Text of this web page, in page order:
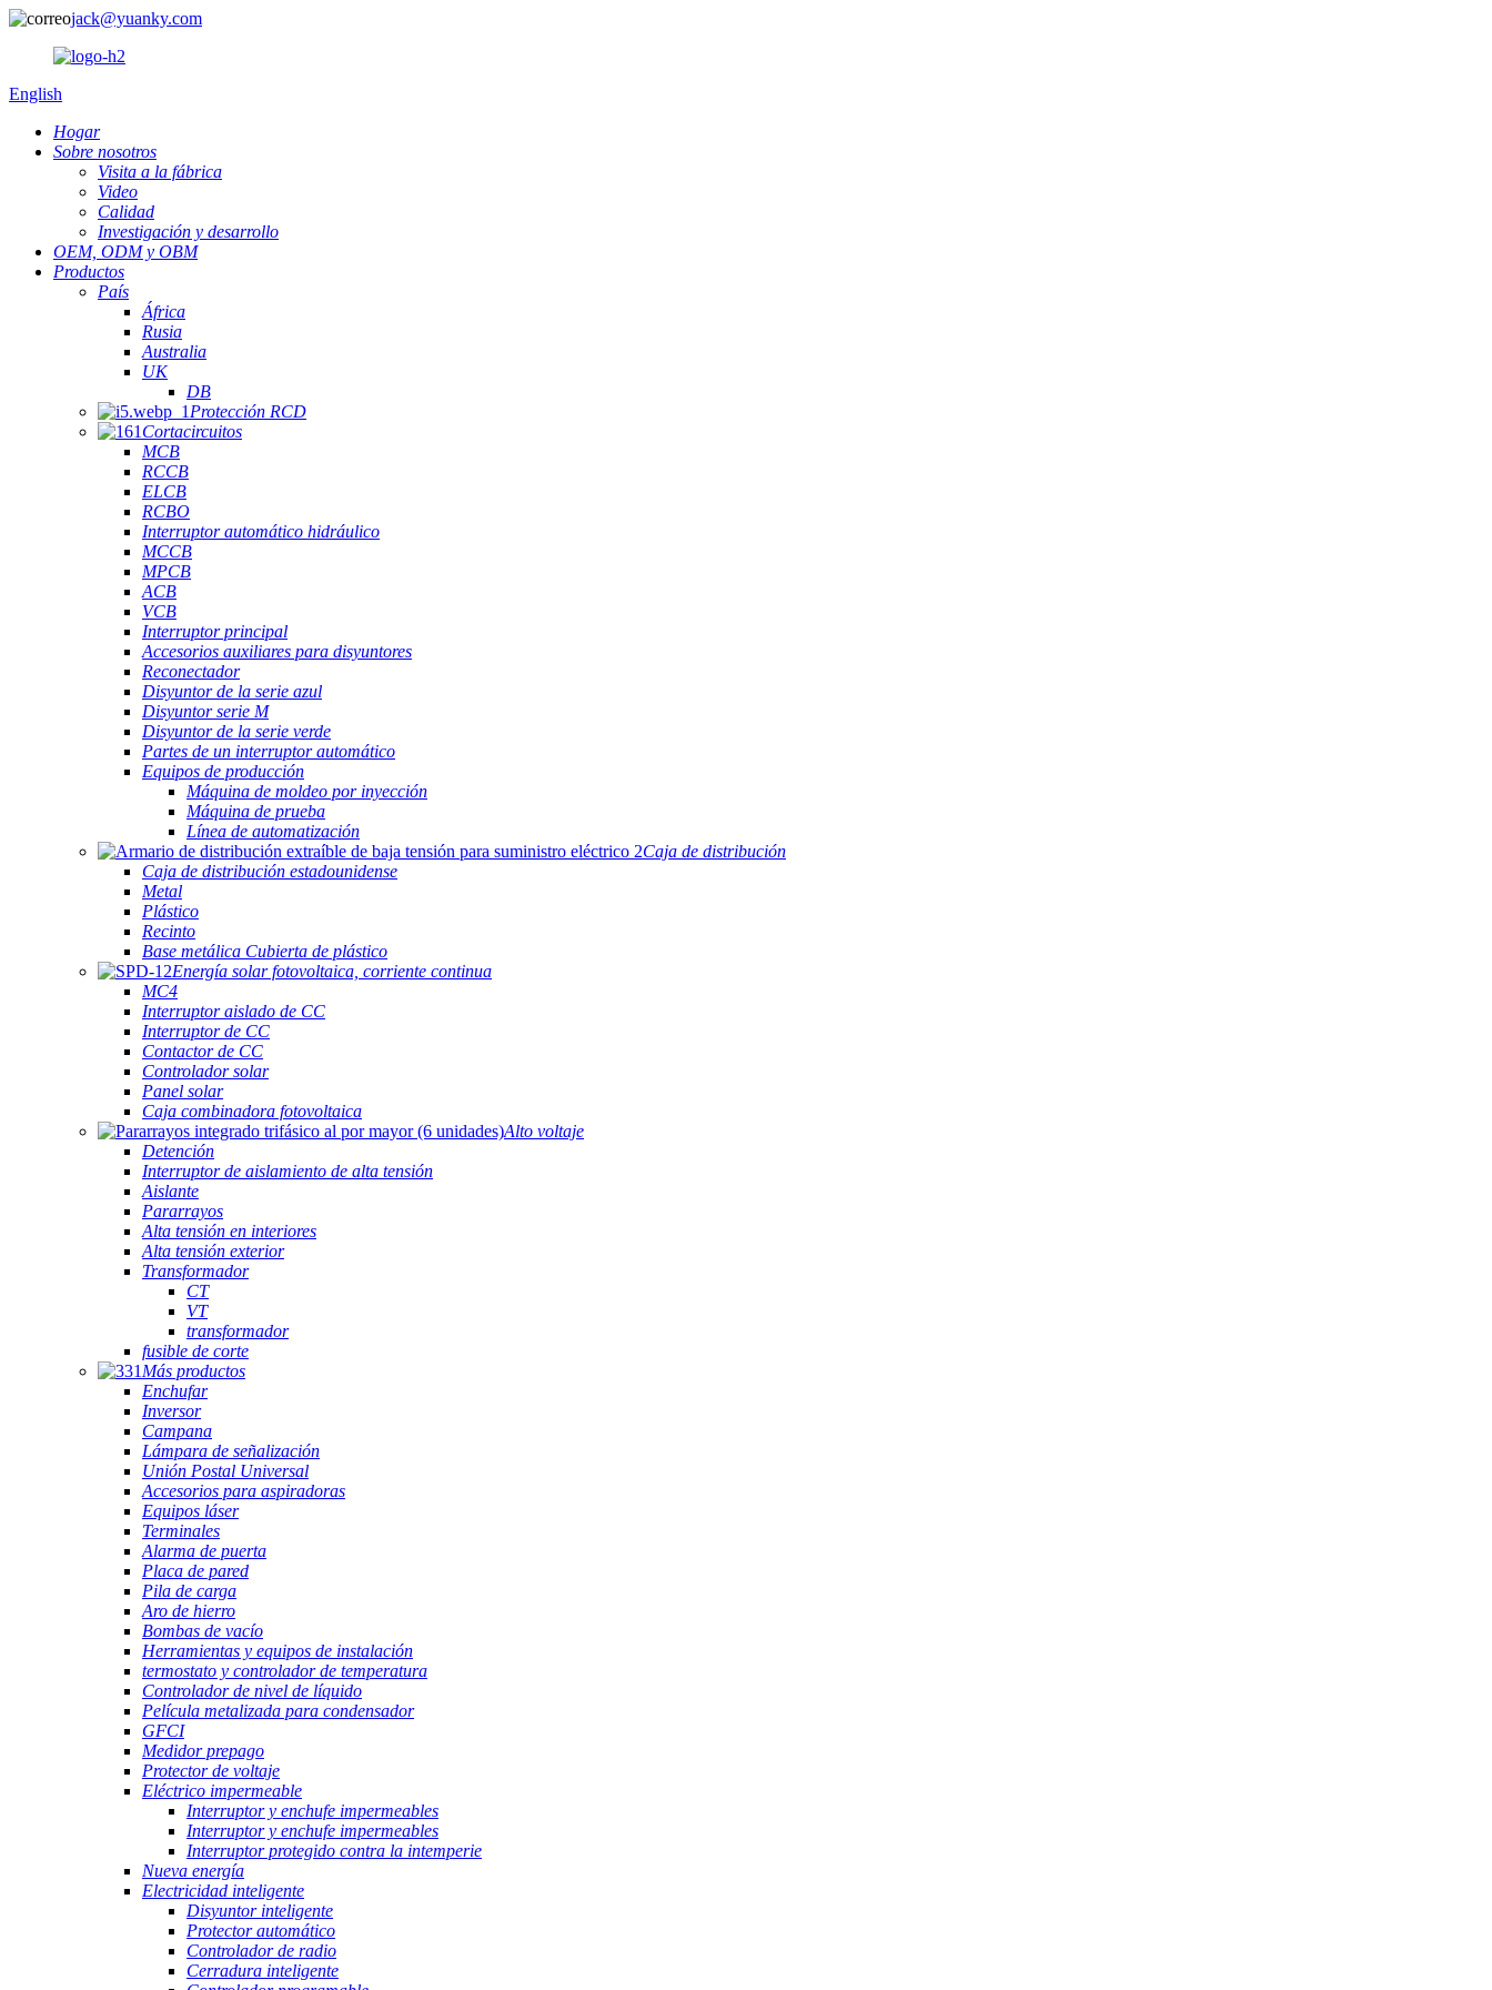
jack@yuanky.com
English
Hogar
Sobre nosotros
Visita a la fábrica
Video
Calidad
Investigación y desarrollo
OEM, ODM y OBM
Productos
País
África
Rusia
Australia
UK
DB
Protección RCD
Cortacircuitos
MCB
RCCB
ELCB
RCBO
Interruptor automático hidráulico
MCCB
MPCB
ACB
VCB
Interruptor principal
Accesorios auxiliares para disyuntores
Reconectador
Disyuntor de la serie azul
Disyuntor serie M
Disyuntor de la serie verde
Partes de un interruptor automático
Equipos de producción
Máquina de moldeo por inyección
Máquina de prueba
Línea de automatización
Caja de distribución
Caja de distribución estadounidense
Metal
Plástico
Recinto
Base metálica Cubierta de plástico
Energía solar fotovoltaica, corriente continua
MC4
Interruptor aislado de CC
Interruptor de CC
Contactor de CC
Controlador solar
Panel solar
Caja combinadora fotovoltaica
Alto voltaje
Detención
Interruptor de aislamiento de alta tensión
Aislante
Pararrayos
Alta tensión en interiores
Alta tensión exterior
Transformador
CT
VT
transformador
fusible de corte
Más productos
Enchufar
Inversor
Campana
Lámpara de señalización
Unión Postal Universal
Accesorios para aspiradoras
Equipos láser
Terminales
Alarma de puerta
Placa de pared
Pila de carga
Aro de hierro
Bombas de vacío
Herramientas y equipos de instalación
termostato y controlador de temperatura
Controlador de nivel de líquido
Película metalizada para condensador
GFCI
Medidor prepago
Protector de voltaje
Eléctrico impermeable
Interruptor y enchufe impermeables
Interruptor y enchufe impermeables
Interruptor protegido contra la intemperie
Nueva energía
Electricidad inteligente
Disyuntor inteligente
Protector automático
Controlador de radio
Cerradura inteligente